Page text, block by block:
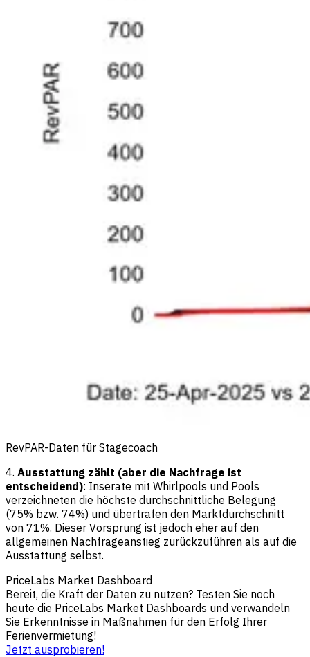
RevPAR-Daten für Stagecoach
4. Ausstattung zählt (aber die Nachfrage ist
entscheidend): Inserate mit Whirlpools und Pools
verzeichneten die höchste durchschnittliche Belegung
(75% bzw. 74%) und übertrafen den Marktdurchschnitt
von 71%. Dieser Vorsprung ist jedoch eher auf den
allgemeinen Nachfrageanstieg zurückzuführen als auf die
Ausstattung selbst.
PriceLabs Market Dashboard
Bereit, die Kraft der Daten zu nutzen? Testen Sie noch
heute die PriceLabs Market Dashboards und verwandeln
Sie Erkenntnisse in Maßnahmen für den Erfolg Ihrer
Ferienvermietung!
Jetzt ausprobieren!